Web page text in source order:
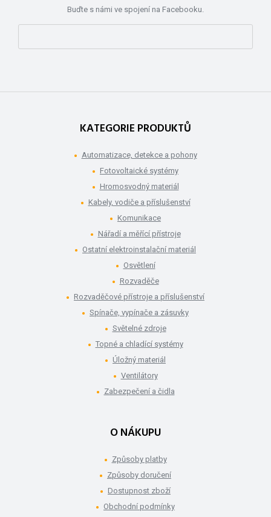
Buďte s námi ve spojení na Facebooku.
KATEGORIE PRODUKTŮ
Automatizace, detekce a pohony
Fotovoltaické systémy
Hromosvodný materiál
Kabely, vodiče a příslušenství
Komunikace
Nářadí a měřící přístroje
Ostatní elektroinstalační materiál
Osvětlení
Rozvaděče
Rozvaděčové přístroje a příslušenství
Spínače, vypínače a zásuvky
Světelné zdroje
Topné a chladící systémy
Úložný materiál
Ventilátory
Zabezpečení a čidla
O NÁKUPU
Způsoby platby
Způsoby doručení
Dostupnost zboží
Obchodní podmínky